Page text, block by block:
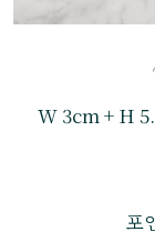
W 3cm + H
포